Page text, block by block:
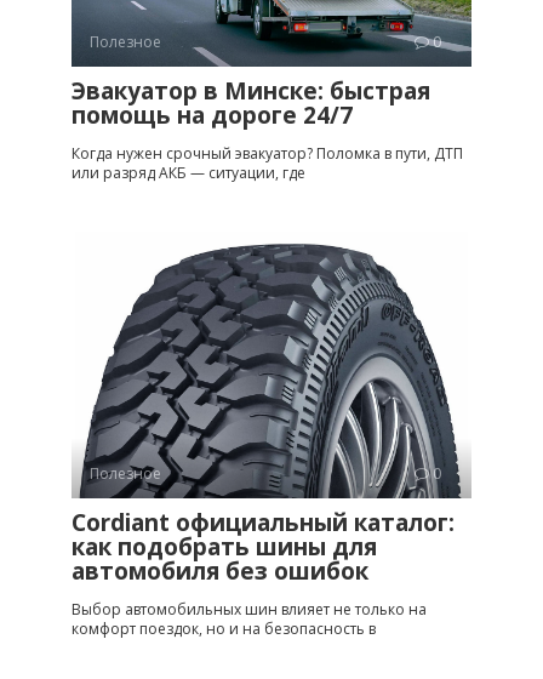
Полезное 0
Эвакуатор в Минске: быстрая
помощь на дороге 24/7
Когда нужен срочный эвакуатор? Поломка в пути, ДТП
или разряд АКБ — ситуации, где
Полезное 0
Cordiant официальный каталог:
как подобрать шины для
автомобиля без ошибок
Выбор автомобильных шин влияет не только на
комфорт поездок, но и на безопасность в